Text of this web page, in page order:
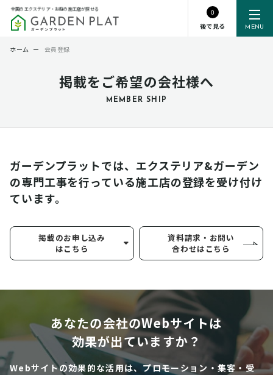
MENU
全国のエクステリア・お庭の施工店が探せる
0
後で見る
掲載をご希望の会社様へ
MEMBER SHIP
ホーム ー 会員登録
ガーデンプラットでは、エクステリア&ガーデン
の専門工事を行っている施工店の登録を受け付け
ています。
掲載のお申し込み
はこちら
資料請求・お問い
合わせはこちら
あなたの会社のWebサイトは
効果が出ていますか？
Webサイトの効果的な活用は、プロモーション・集客・受